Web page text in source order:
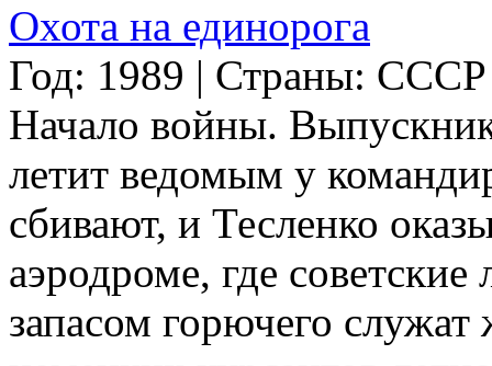
Охота на единорога
Год: 1989 | Страны: СССР
Начало войны.
летит ведомым у
сбивают, и Тесленко
аэродроме, где
запасом горючего